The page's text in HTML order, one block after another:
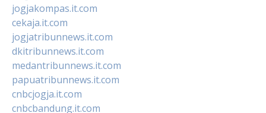
jogjakompas.it.com
cekaja.it.com
jogjatribunnews.it.com
dkitribunnews.it.com
medantribunnews.it.com
papuatribunnews.it.com
cnbcjogja.it.com
cnbcbandung.it.com